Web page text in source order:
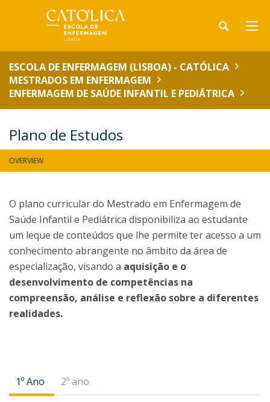
ESCOLA DE ENFERMAGEM (LISBOA) - CATÓLICA
MESTRADOS EM ENFERMAGEM
ENFERMAGEM DE SAÚDE INFANTIL E PEDIÁTRICA
Plano de Estudos
OVERVIEW
O plano curricular do Mestrado em Enfermagem de
Saúde Infantil e Pediátrica disponibiliza ao estudante
um leque de conteúdos que lhe permite ter acesso a um
conhecimento abrangente no âmbito da área de
especialização, visando a aquisição e o
desenvolvimento de competências na
compreensão, análise e reflexão sobre a diferentes
realidades.
1º Ano 2º ano